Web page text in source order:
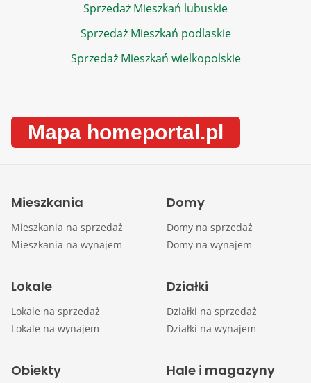
Sprzedaż Mieszkań lubuskie
Sprzedaż Mieszkań podlaskie
Sprzedaż Mieszkań wielkopolskie
Mapa homeportal.pl
Mieszkania
Mieszkania na sprzedaż
Mieszkania na wynajem
Domy
Domy na sprzedaż
Domy na wynajem
Lokale
Lokale na sprzedaż
Lokale na wynajem
Działki
Działki na sprzedaż
Działki na wynajem
Obiekty Hale i magazyny